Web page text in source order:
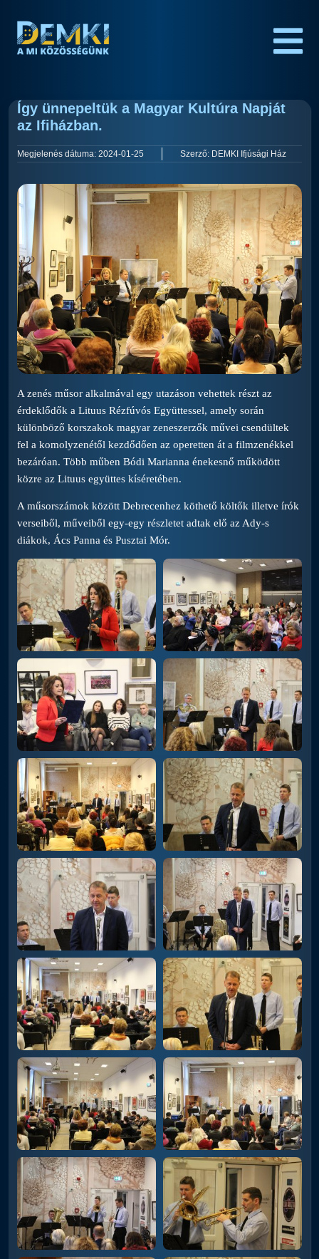
Így ünnepeltük a Magyar Kultúra Napját
az Ifiházban.
Megjelenés dátuma: 2024-01-25 Szerző: DEMKI Ifjúsági Ház
A zenés műsor alkalmával egy utazáson vehettek részt az
érdeklődők a Lituus Rézfúvós Együttessel, amely során
különböző korszakok magyar zeneszerzők művei csendültek
fel a komolyzenétől kezdődően az operetten át a filmzenékkel
bezáróan. Több műben Bódi Marianna énekesnő működött
közre az Lituus együttes kíséretében.
A műsorszámok között Debrecenhez köthető költők illetve írók
verseiből, műveiből egy-egy részletet adtak elő az Ady-s
diákok, Ács Panna és Pusztai Mór.